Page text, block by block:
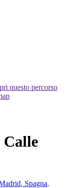
questo percorso
Calle
Spagna.